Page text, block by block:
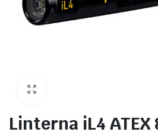
Linterna iL4